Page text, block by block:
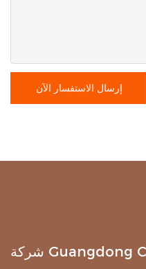
إرسال الاستفسار الآن